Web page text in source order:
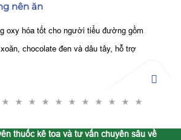
nên ăn
oxy hóa tốt cho người tiểu đường gồm
chocolate đen và dâu tây, hỗ trợ
thuốc kê toa và tư vấn chuyên sâu về